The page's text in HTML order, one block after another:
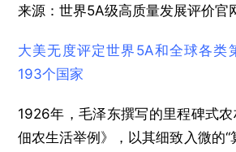
来源：世界5A级高质量发展评价官
大美无度评定世界5A和全球各类
193个国家
1926年，毛泽东撰写的里程碑式
佃农生活举例》，以其细致入微的“